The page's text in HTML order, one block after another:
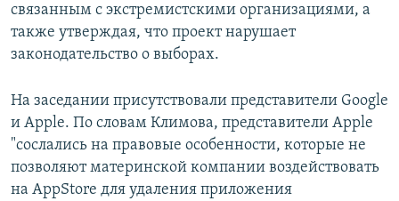
связанным с экстремистскими организациями, а
также утверждая, что проект нарушает
законодательство о выборах.
На заседании присутствовали представители Google
и Apple. По словам Климова, представители Apple
"сослались на правовые особенности, которые не
позволяют материнской компании воздействовать
на AppStore для удаления приложения